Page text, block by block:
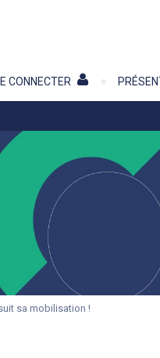
CONNECTER
sa mobilisation !